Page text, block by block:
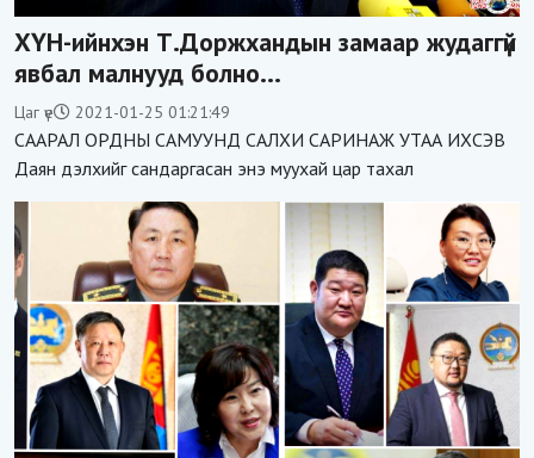
ХҮН-ийнхэн Т.Доржхандын замаар жудаггүй
явбал малнууд болно...
Цаг үе 2021-01-25 01:21:49
СААРАЛ ОРДНЫ САМУУНД САЛХИ САРИНАЖ УТАА ИХСЭВ
Даян дэлхийг сандаргасан энэ муухай цар тахал